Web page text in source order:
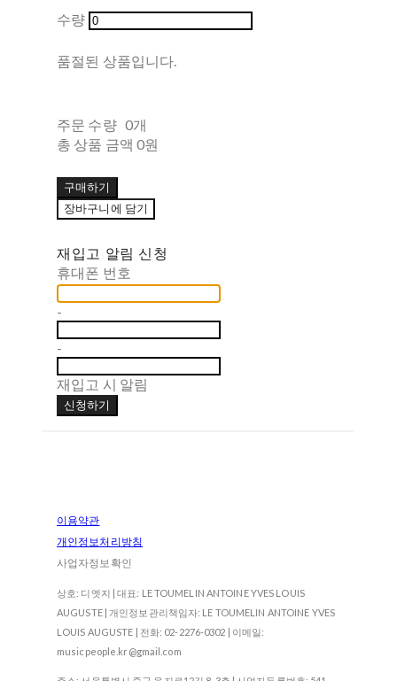
수량
품절된 상품입니다.
주문 수량 0개
총 상품 금액 0원
구매하기
장바구니에 담기
재입고 알림 신청
휴대폰 번호
-
-
재입고 시 알림
신청하기
이용약관
개인정보처리방침
사업자정보확인
상호: 디엣지 | 대표: LE TOUMELIN ANTOINE YVES LOUIS
AUGUSTE | 개인정보관리책임자: LE TOUMELIN ANTOINE YVES
LOUIS AUGUSTE | 전화: 02-2276-0302 | 이메일:
musicpeople.kr@gmail.com